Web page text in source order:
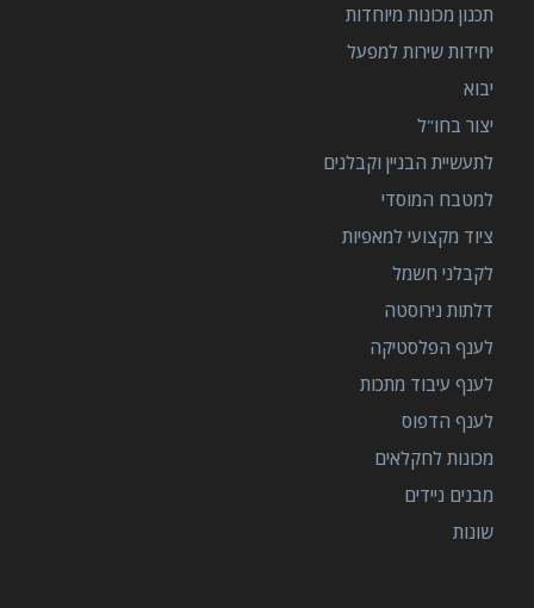
תכנון מכונות מיוחדות
יחידות שירות למפעל
יבוא
יצור בחו"ל
לתעשיית הבניין וקבלנים
למטבח המוסדי
ציוד מקצועי למאפיות
לקבלני חשמל
דלתות נירוסטה
לענף הפלסטיקה
לענף עיבוד מתכות
לענף הדפוס
מכונות לחקלאים
מבנים ניידים
שונות